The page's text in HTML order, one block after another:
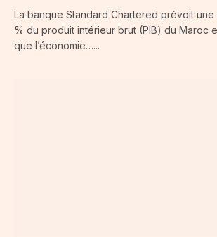
La banque Standard Chartered prévoit
% du produit intérieur brut (PIB) du Maroc
que l’économie…...